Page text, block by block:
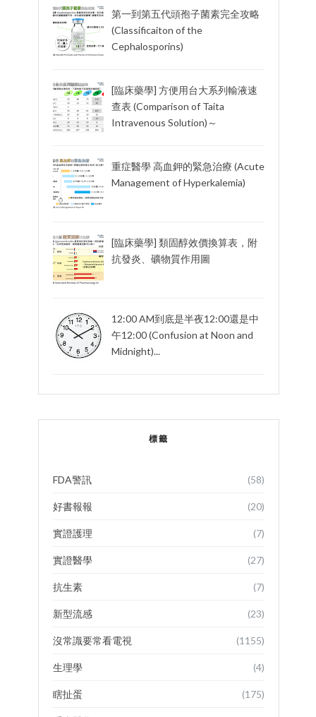
第一到第五代頭孢子菌素完全攻略
(Classificaiton of the
Cephalosporins)
[臨床藥學] 方便用台大系列輸液速
查表 (Comparison of Taita
Intravenous Solution)～
重症醫學 高血鉀的緊急治療 (Acute
Management of Hyperkalemia)
[臨床藥學] 類固醇效價換算表，附
抗發炎、礦物質作用圖
12:00 AM到底是半夜12:00還是中
午12:00 (Confusion at Noon and
Midnight)...
標籤
FDA警訊 (58)
好書報報 (20)
實證護理 (7)
實證醫學 (27)
抗生素 (7)
新型流感 (23)
沒常識要常看電視 (1155)
生理學 (4)
瞎扯蛋 (175)